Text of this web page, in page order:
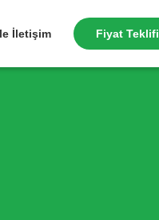
İletişim Fiyat Teklifi